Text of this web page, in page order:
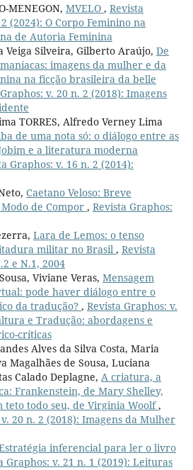
MENEGON, MVELO , Revista
(2024): O Corpo Feminino na
de Autoria Feminina
Veiga Silveira, Gilberto Araújo, De
imagens da mulher e da
na ficção brasileira da belle
v. 20 n. 2 (2018): Imagens
TORRES, Alfredo Verney Lima
de uma nota só: o diálogo entre as
e a literatura moderna
Graphos: v. 16 n. 2 (2014):
Caetano Veloso: Breve
de Compor , Revista Graphos:
Lara de Lemos: o tenso
militar no Brasil , Revista
e N.1, 2004
Viviane Veras, Mensagem
pode haver diálogo entre o
da tradução? , Revista Graphos: v.
e Tradução: abordagens e
críticas
Alves da Silva Costa, Maria
Magalhães de Sousa, Luciana
Calado Deplagne, A criatura, a
Frankenstein, de Mary Shelley,
teto todo seu, de Virginia Woolf,
20 n. 2 (2018): Imagens da Mulher
inferencial para ler o livro
Graphos: v. 21 n. 1 (2019): Leituras